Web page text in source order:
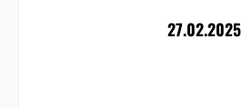
27.02.2025